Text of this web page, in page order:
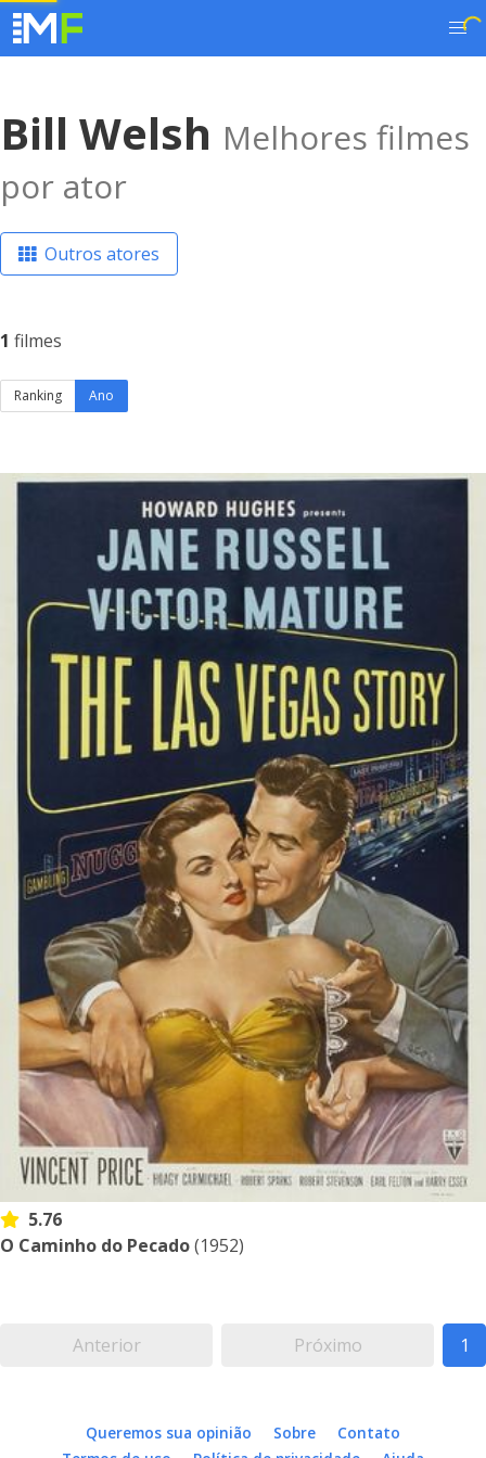
Bill Welsh Melhores filmes
por ator
Outros atores
1 filmes
Ranking Ano
5.76
O Caminho do Pecado(1952)
Anterior Próximo 1
Queremos sua opinião Sobre
Contato